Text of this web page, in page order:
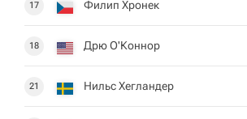
17 Филип Хронек
18 Дрю О'Коннор
21 Нильс Хегландер